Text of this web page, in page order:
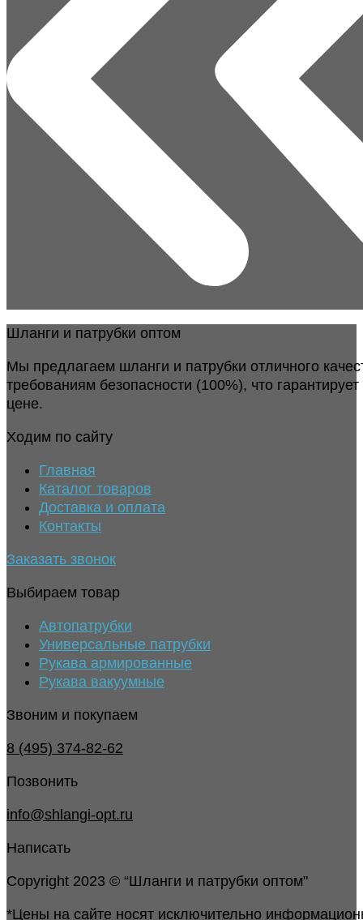
Шланги и патрубки оптом
Мы предлагаем шланги и патрубки отличного
требованиям безопасности (100%), что
цене.
Ходим по сайту
Главная
Каталог товаров
Доставка и оплата
Контакты
Заказать звонок
Выбираем товар
Автопатрубки
Универсальные патрубки
Рукава армированные
Рукава вакуумные
Звоним и покупаем
8 (495) 374-82-62
Позвонить
info@shlangi-opt.ru
Написать
Copyright 2023 © “Шланги и патрубки оптом"
*Цены на сайте носят исключительно